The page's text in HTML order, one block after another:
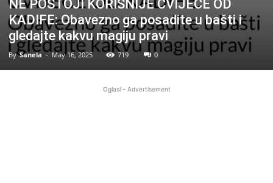
NE POSTOJI KORISNIJE CVIJEĆE OD
KADIFE: Obavezno ga posadite u bašti i
gledajte kakvu magiju pravi
By Sanela - May 16, 2025 719 0
Oglasi - Advertisement